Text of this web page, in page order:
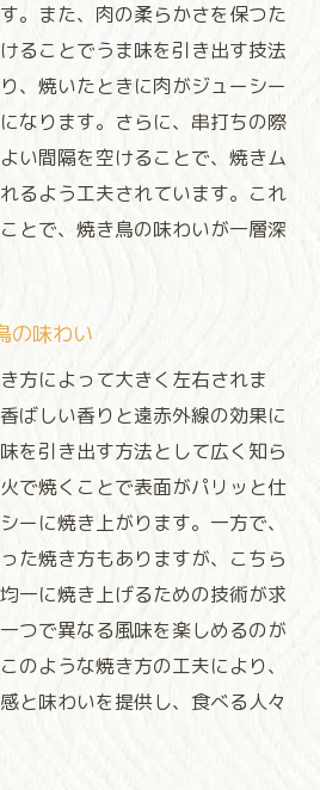
。また、肉の柔らかさを保つた
ることでうま味を引き出す技法
、焼いたときに肉がジューシー
なります。さらに、串打ちの際
い間隔を空けることで、焼きム
るよう工夫されています。これ
とで、焼き鳥の味わいが一層深
の味わい
方によって大きく左右されま
ばしい香りと遠赤外線の効果に
を引き出す方法として広く知ら
で焼くことで表面がパリッと仕
ーに焼き上がります。一方で、
た焼き方もありますが、こちら
一に焼き上げるための技術が求
つで異なる風味を楽しめるのが
のような焼き方の工夫により、
と味わいを提供し、食べる人々